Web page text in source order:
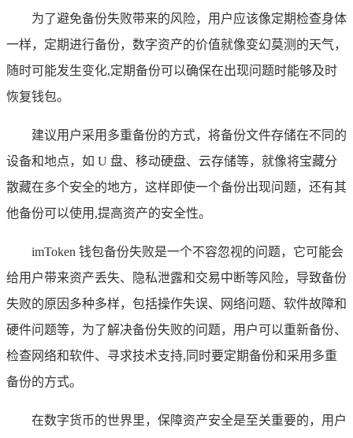
为了避免备份失败带来的风险，用户应该像定期检查身体
一样，定期进行备份，数字资产的价值就像变幻莫测的天气，
随时可能发生变化,定期备份可以确保在出现问题时能够及时
恢复钱包。
建议用户采用多重备份的方式，将备份文件存储在不同的
设备和地点，如 U 盘、移动硬盘、云存储等，就像将宝藏分
散藏在多个安全的地方，这样即使一个备份出现问题，还有其
他备份可以使用,提高资产的安全性。
imToken 钱包备份失败是一个不容忽视的问题，它可能会
给用户带来资产丢失、隐私泄露和交易中断等风险，导致备份
失败的原因多种多样，包括操作失误、网络问题、软件故障和
硬件问题等，为了解决备份失败的问题，用户可以重新备份、
检查网络和软件、寻求技术支持,同时要定期备份和采用多重
备份的方式。
在数字货币的世界里，保障资产安全是至关重要的，用户